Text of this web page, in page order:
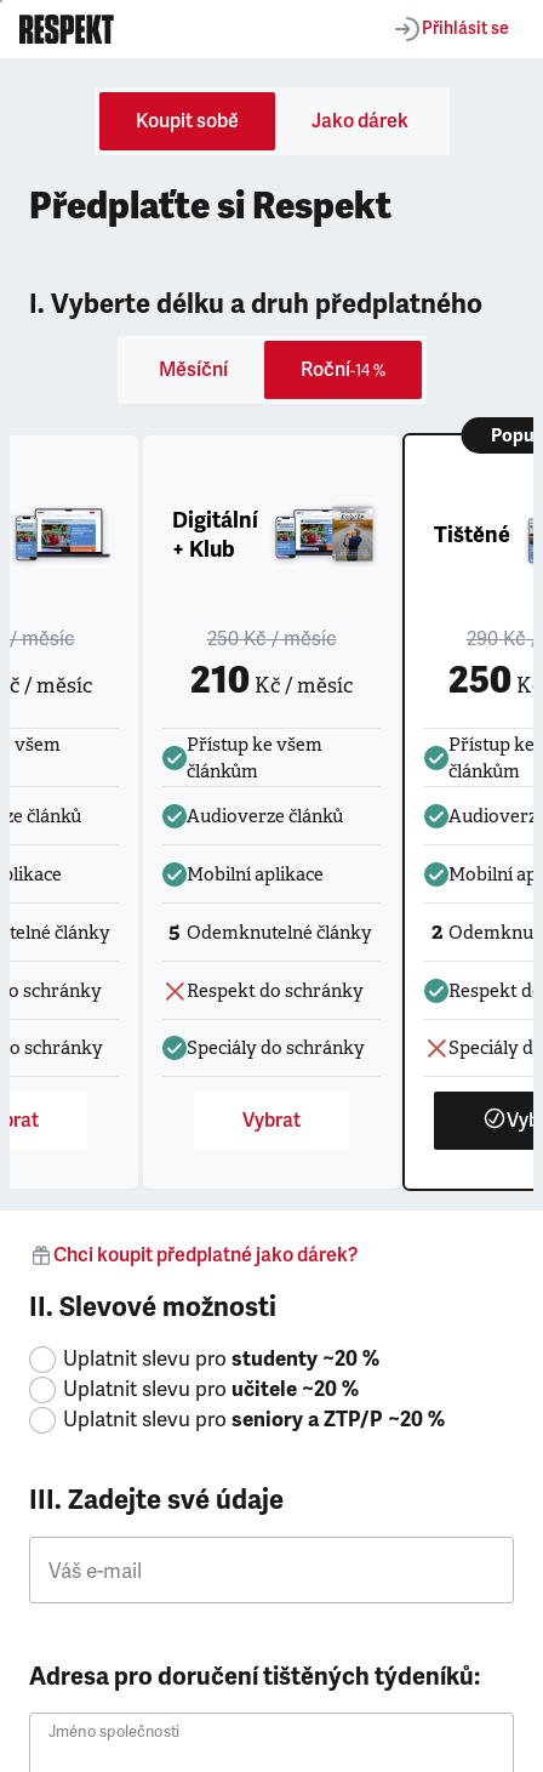
Přihlásit se
Koupit sobě Jako dárek
Předplaťte si Respekt
I. Vyberte délku a druh předplatného
Měsíční Roční-14 %
/ měsíc
/ měsíc
všem
článků
články
schránky
schránky
Digitální
+ Klub
250 Kč/ měsíc
210 Kč / měsíc
Přístup ke všem
článkům
Audioverze článků
Mobilní aplikace
5 Odemknutelné články
Respekt do schránky
Speciály do schránky
Vybrat
Tištěné
290 Kč/
250Kč
Přístup ke
článkům
Mobilní
2
Respekt
Speciály
Chci koupit předplatné jako dárek?
II. Slevové možnosti
Uplatnit slevu pro studenty ~20 %
Uplatnit slevu pro učitele ~20 %
Uplatnit slevu pro seniory a ZTP/P ~20 %
III. Zadejte své údaje
Váš e-mail
Adresa pro doručení tištěných týdeníků:
Jméno společnosti